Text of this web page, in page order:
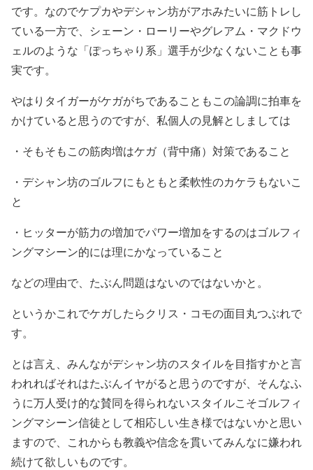
です。なのでケプカやデシャン坊がアホみたいに筋トレし
ている一方で、シェーン・ローリーやグレアム・マクドウ
ェルのような「ぽっちゃり系」選手が少なくないことも事
実です。
やはりタイガーがケガがちであることもこの論調に拍車を
かけていると思うのですが、私個人の見解としましては
・そもそもこの筋肉増はケガ（背中痛）対策であること
・デシャン坊のゴルフにもともと柔軟性のカケラもないこ
と
・ヒッターが筋力の増加でパワー増加をするのはゴルフィ
ングマシーン的には理にかなっていること
などの理由で、たぶん問題はないのではないかと。
というかこれでケガしたらクリス・コモの面目丸つぶれで
す。
とは言え、みんながデシャン坊のスタイルを目指すかと言
われればそれはたぶんイヤがると思うのですが、そんなふ
うに万人受け的な賛同を得られないスタイルこそゴルフィ
ングマシーン信徒として相応しい生き様ではないかと思い
ますので、これからも教義や信念を貫いてみんなに嫌われ
続けて欲しいものです。